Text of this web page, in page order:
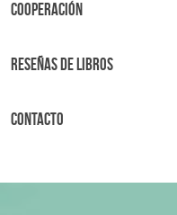
Cooperación
Reseñas de libros
Contacto